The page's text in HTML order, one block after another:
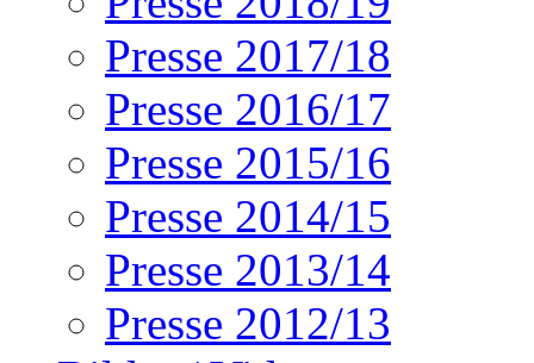
Presse 2017/18
Presse 2016/17
Presse 2015/16
Presse 2014/15
Presse 2013/14
Presse 2012/13